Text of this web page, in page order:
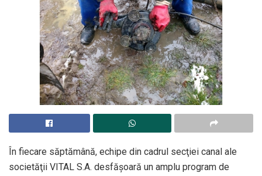
În fiecare săptămână, echipe din cadrul secţiei canal ale
societăţii VITAL S.A. desfăşoară un amplu program de